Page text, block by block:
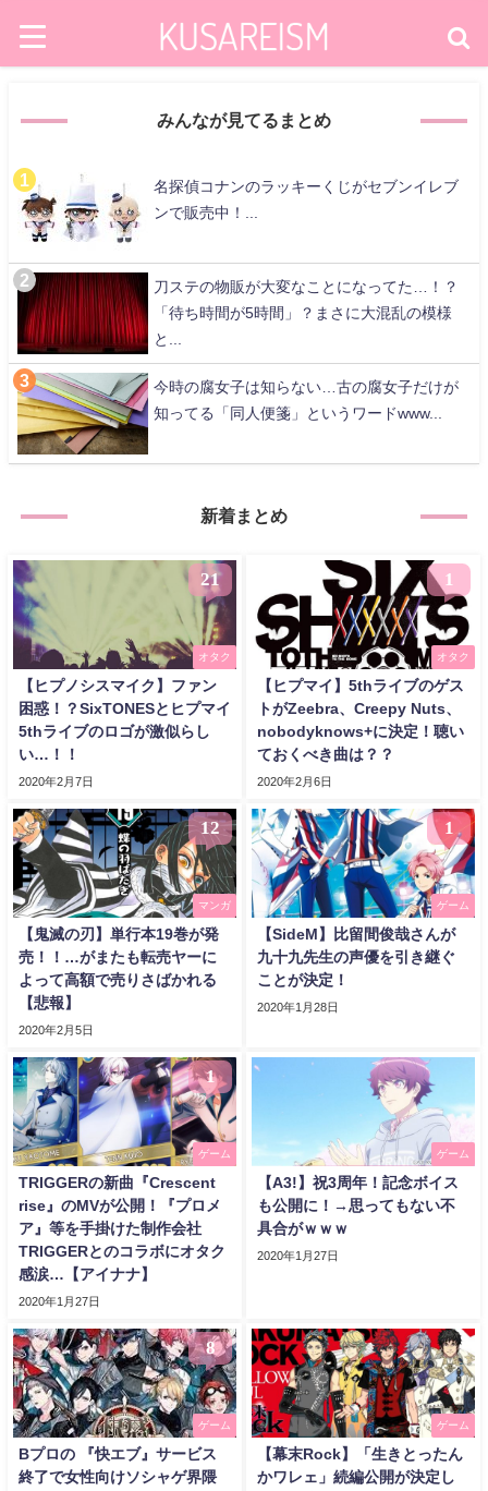
みんなが見てるまとめ
名探偵コナンのラッキーくじがセブンイレブ
ンで販売中！...
刀ステの物販が大変なことになってた…！？
「待ち時間が5時間」？まさに大混乱の模様
と...
今時の腐女子は知らない…古の腐女子だけが
知ってる「同人便箋」というワードwww...
新着まとめ
21
オタク
【ヒプノシスマイク】ファン
困惑！？SixTONESとヒプマイ
5thライブのロゴが激似らし
い…！！
2020年2月7日
1
オタク
【ヒプマイ】5thライブのゲス
トがZeebra、Creepy Nuts、
nobodyknows+に決定！聴い
ておくべき曲は？？
2020年2月6日
12
マンガ
【鬼滅の刃】単行本19巻が発
売！！…がまたも転売ヤーに
よって高額で売りさばかれる
【悲報】
2020年2月5日
1
ゲーム
【SideM】比留間俊哉さんが
九十九先生の声優を引き継ぐ
ことが決定！
2020年1月28日
1
ゲーム
TRIGGERの新曲『Crescent
rise』のMVが公開！『プロメ
ア』等を手掛けた制作会社
TRIGGERとのコラボにオタク
感涙…【アイナナ】
2020年1月27日
ゲーム
【A3!】祝3周年！記念ボイス
も公開に！→思ってもない不
具合がｗｗｗ
2020年1月27日
8
ゲーム
Bプロの 『快エブ』サービス
終了で女性向けソシャゲ界隈
ゲーム
【幕末Rock】「生きとったん
かワレェ」続編公開が決定し